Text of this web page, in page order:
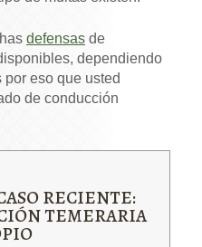
defensas de
dependiendo
eso que usted
de conducción
RECIENTE:
TEMERARIA